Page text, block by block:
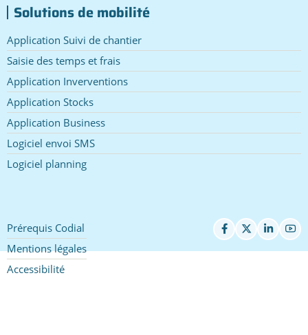
Solutions de mobilité
Application Suivi de chantier
Saisie des temps et frais
Application Inverventions
Application Stocks
Application Business
Logiciel envoi SMS
Logiciel planning
Pied
de
page
Prérequis Codial
Mentions légales
Accessibilité